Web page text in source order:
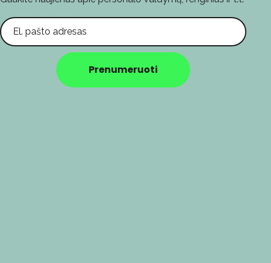
El. pašto adresas
Prenumeruoti